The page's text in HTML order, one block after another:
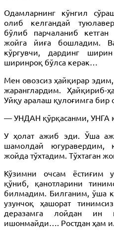
Одамларнинг кўнгил
олиб келгандай
бўлиб парчаланиб
жойга йиға бошладим.
кўргувчи, дардинг
ширинроқ бўлса керак…
Мен овозсиз ҳайқирар
жаранглардим. Ҳайқириб-
Уйқу аралаш қулоғимга бир
— УНДАН қўрқасанми, УНГА
У ҳолат ажиб эди. Ўша
шамолдай югуравердим,
жойда тўхтадим. Тўхтаган
Кўзимни очсам ёстиғим
қўниб, қанотларини
билмадим. Билганим, ўша
узунчоқ ҳашорат
деразамга лойдан ин
ишонмайди…. Ростдан ҳам